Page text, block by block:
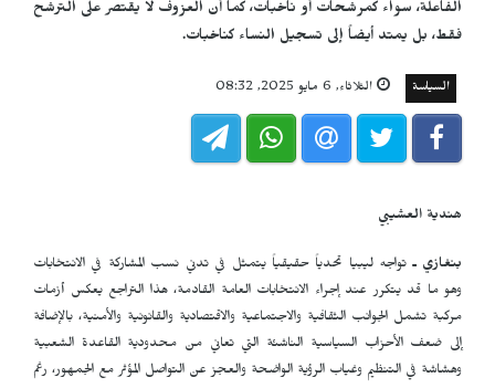
الفاعلة، سواء كمرشحات أو ناخبات، كما أن العزوف لا يقتصر على الترشح
فقط، بل يمتد أيضاً إلى تسجيل النساء كناخبات.
السياسة الثلاثاء, 6 مايو 2025, 08:32
هندية العشيبي
بنغازي ـتواجه ليبيا تحدياً حقيقياً يتمثل في تدني نسب المشاركة في الانتخابات
وهو ما قد يتكرر عند إجراء الانتخابات العامة القادمة، هذا التراجع يعكس أزمات
مركبة تشمل الجوانب الثقافية والاجتماعية والاقتصادية والقانونية والأمنية، بالإضافة
إلى ضعف الأحزاب السياسية الناشئة التي تعاني من محدودية القاعدة الشعبية
وهشاشة في التنظيم وغياب الرؤية الواضحة والعجز عن التواصل المؤثر مع الجمهور، رغم